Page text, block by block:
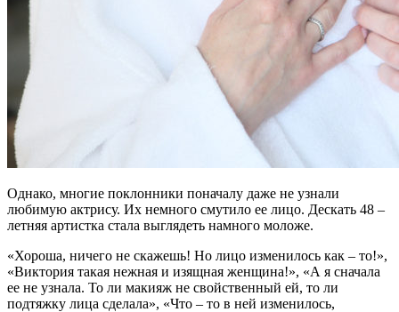
Однако, многие поклонники поначалу даже не узнали
любимую актрису. Их немного смутило ее лицо. Дескать 48 –
летняя артистка стала выглядеть намного моложе.
«Хороша, ничего не скажешь! Но лицо изменилось как – то!»,
«Виктория такая нежная и изящная женщина!», «А я сначала
ее не узнала. То ли макияж не свойственный ей, то ли
подтяжку лица сделала», «Что – то в ней изменилось,